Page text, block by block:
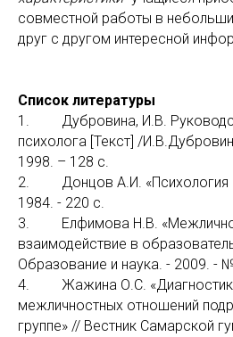
совместной работы в
друг с другом интересной
Список литературы
1. Дубровина, И.В.
психолога [Текст] /
1998. – 128 с.
2. Донцов А.И. «Психология
1984. - 220 с.
3. Елфимова Н.В.
взаимодействие в
Образование и наука. - 2009. -
4. Жажина О.С.
межличностных отношений
группе» // Вестник Самарской